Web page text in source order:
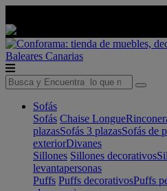
Baleares Canarias
Sofás
Sofás Chaise Longue
plazasSofás 3 plazasSofás de
exteriorDivanes
Sillones Sillones decorativos
levantapersonas
Puffs Puffs decorativosPuffs